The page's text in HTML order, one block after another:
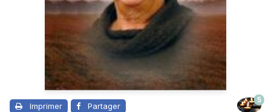
Imprimer Partager
5